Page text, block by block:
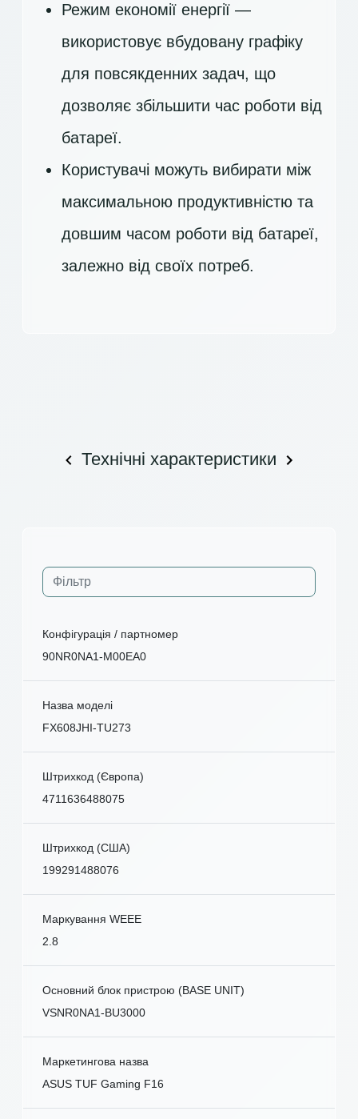
Режим економії енергії —
використовує вбудовану графіку
для повсякденних задач, що
дозволяє збільшити час роботи від
батареї.
Користувачі можуть вибирати між
максимальною продуктивністю та
довшим часом роботи від батареї,
залежно від своїх потреб.
Технічні характеристики
Конфігурація / партномер
90NR0NA1-M00EA0
Назва моделі
FX608JHI-TU273
Штрихкод (Європа)
4711636488075
Штрихкод (США)
199291488076
Маркування WEEE
2.8
Основний блок пристрою (BASE UNIT)
VSNR0NA1-BU3000
Маркетингова назва
ASUS TUF Gaming F16